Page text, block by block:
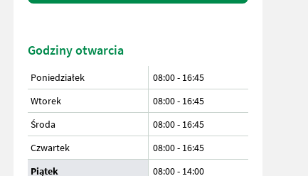
Godziny otwarcia
Poniedziałek 08:00- 16:45
Wtorek
08:00- 16:45
Środa
08:00- 16:45
Czwartek
08:00- 16:45
Piątek
08:00- 14:00